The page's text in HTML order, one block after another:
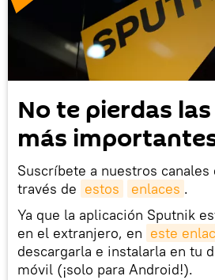
No te pierdas
más
Suscríbete a nuestros canales
través de estos enlaces .
Ya que la aplicación Sputnik
en el extranjero, en este
descargarla e instalarla en tu
móvil (¡solo para Android!).